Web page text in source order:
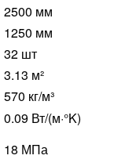
2500 мм
1250 мм
32 шт
3.13 м²
570 кг/м³
0.09 Вт/(м·°K)
18 МПа